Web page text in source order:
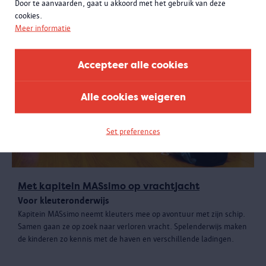
Door te aanvaarden, gaat u akkoord met het gebruik van deze
cookies.
Meer informatie
Accepteer alle cookies
Alle cookies weigeren
Set preferences
Met kapitein MASsimo op vrachtjacht
Voor kleuteronderwijs
Kapitein MASsimo neemt kleuters mee op avontuur met zijn schip.
Samen gaan ze op zoek naar verloren vracht. Spelenderwijs maken
de kinderen zo kennis met de haven en verschillende ladingen.